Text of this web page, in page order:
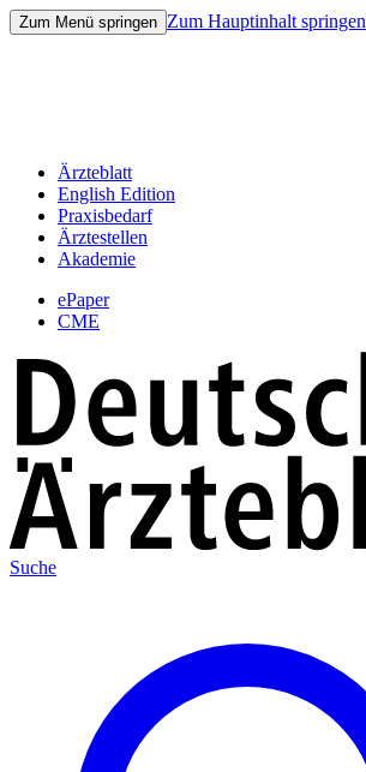
Zum Menü springen Zum Hauptinhalt springen
Ärzteblatt
English Edition
Praxisbedarf
Ärztestellen
Akademie
ePaper
CME
Suche